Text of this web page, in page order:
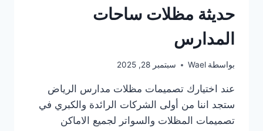
حديثة مظلات ساحات
المدارس
بواسطة Wael سبتمبر 28, 2025
عند اختيارك تصميمات مظلات مدارس الرياض
ستجد اننا من أولى الشركات الرائدة والكبري في
تصميمات المظلات والسواتر لجميع الاماكن